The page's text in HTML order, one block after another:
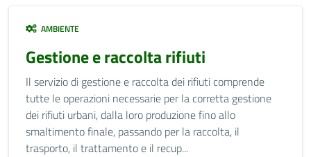
AMBIENTE
Gestione e raccolta rifiuti
Il servizio di gestione e raccolta dei rifiuti comprende
tutte le operazioni necessarie per la corretta gestione
dei rifiuti urbani, dalla loro produzione fino allo
smaltimento finale, passando per la raccolta, il
trasporto, il trattamento e il recup...